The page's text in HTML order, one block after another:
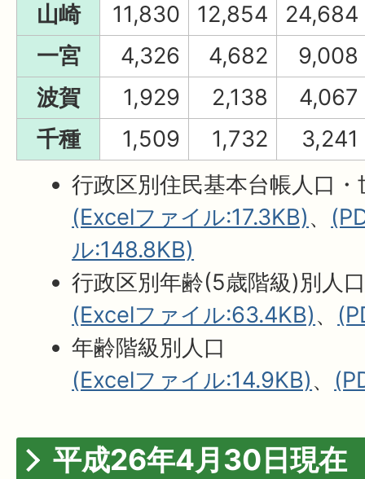
山崎
11,830 12,854
24,684
一宮
4,326 4,682
9,008
波賀
1,929 2,138
4,067
千種
1,509 1,732
3,241
行政区別住民基本台帳人口・
(Excelファイル:17.3KB)、
ル:148.8KB)
行政区別年齢(5歳階級)別人
(Excelファイル:63.4KB)、
年齢階級別人口
(Excelファイル:14.9KB)、
平成26年4月30日現在